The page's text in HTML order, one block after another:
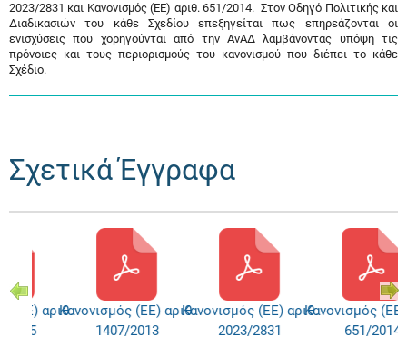
2023/2831 και Κανονισμός (ΕΕ) αριθ. 651/2014. Στον Οδηγό Πολιτικής και
Διαδικασιών του κάθε Σχεδίου επεξηγείται πως επηρεάζονται οι
ενισχύσεις που χορηγούνται από την ΑνΑΔ λαμβάνοντας υπόψη τις
πρόνοιες και τους περιορισμούς του κανονισμού που διέπει το κάθε
Σχέδιο.
Σχετικά Έγγραφα
(ΕΕ) αριθ.
1315
Κανονισμός (ΕΕ) αριθ.
1407/2013
Κανονισμός (ΕΕ) αριθ.
2023/2831
Κανονισμός
651/2014